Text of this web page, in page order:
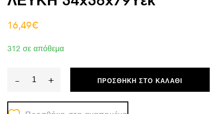
16,49€
312 σε απόθεμα
-
ΚΑΡΕΚΛΑ
PRELUDE
+ ΠΡΟΣΘΉΚΗ ΣΤΟ ΚΑΛΆΘΙ